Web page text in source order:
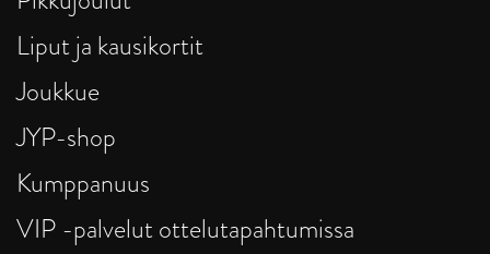
Liput ja kausikortit
Joukkue
JYP-shop
Kumppanuus
VIP -palvelut ottelutapahtumissa